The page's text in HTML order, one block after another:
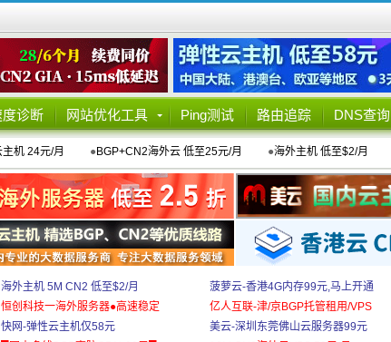
度诊断 网站优化工具 Ping测试 路由追踪 DNS查询
机 24元/月 ●BGP+CN2海外云 低至25元/月 ●海外主机 低至$2/月
海外主机 5M CN2 低至$2/月
恒创科技一海外服务器●高速稳定
快网-弹性云主机仅58元
菠萝云-香港4G内存99元,马上开通
亿人互联-津/京BGP托管租用/VPS
美云-深圳东莞佛山云服务器99元